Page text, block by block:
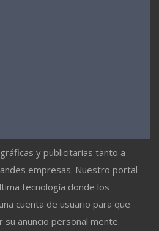
y publicitarias tanto a
empresas. Nuestro portal
tecnología donde los
cuenta de usuario para que
anuncio personal mente.